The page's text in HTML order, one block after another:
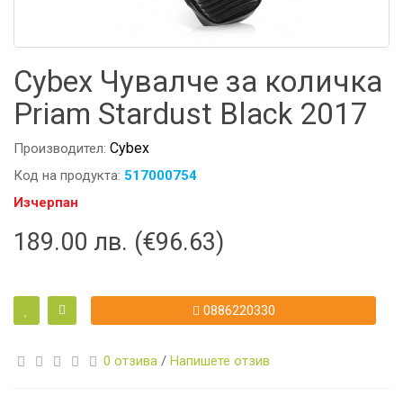
Cybex Чувалче за количка
Priam Stardust Black 2017
Производител: Cybex
Код на продукта: 517000754
Изчерпан
189.00 лв. (€96.63)
0886220330
0 отзива / Напишете отзив